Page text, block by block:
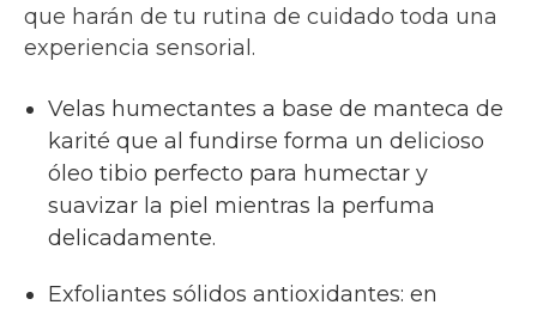
que harán de tu rutina de cuidado toda una
experiencia sensorial.
Velas humectantes a base de manteca de
karité que al fundirse forma un delicioso
óleo tibio perfecto para humectar y
suavizar la piel mientras la perfuma
delicadamente.
Exfoliantes sólidos antioxidantes: en